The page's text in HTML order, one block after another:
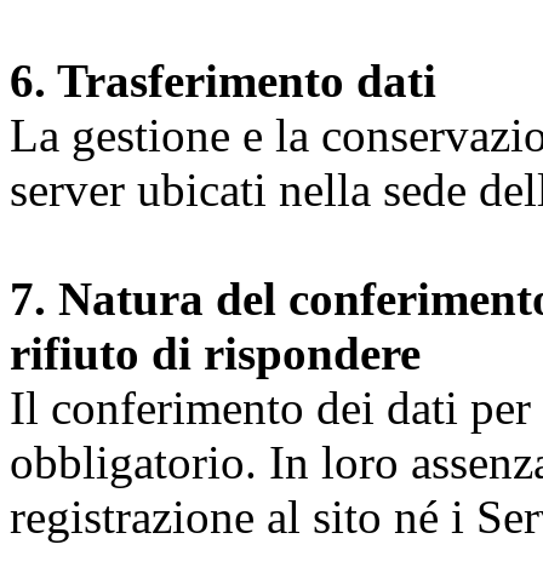
6. Trasferimento dati
La gestione e la
server ubicati nella sede
7. Natura del
rifiuto di rispondere
Il conferimento dei dati
obbligatorio. In loro
registrazione al sito né i